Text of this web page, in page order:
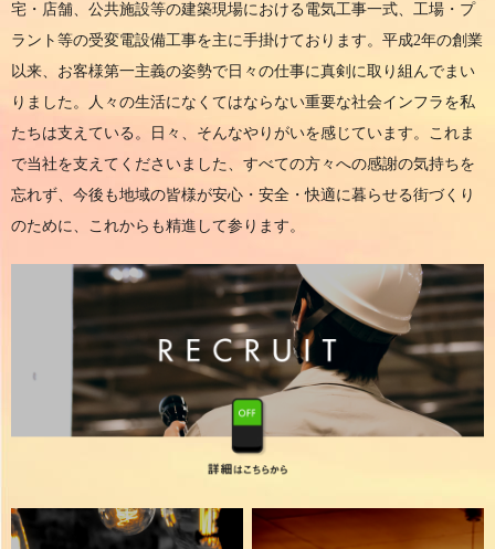
宅・店舗、公共施設等の建築現場における電気工事一式、工場・プ
ラント等の受変電設備工事を主に手掛けております。平成2年の創業
以来、お客様第一主義の姿勢で日々の仕事に真剣に取り組んでまい
りました。人々の生活になくてはならない重要な社会インフラを私
たちは支えている。日々、そんなやりがいを感じています。これま
で当社を支えてくださいました、すべての方々への感謝の気持ちを
忘れず、今後も地域の皆様が安心・安全・快適に暮らせる街づくり
のために、これからも精進して参ります。